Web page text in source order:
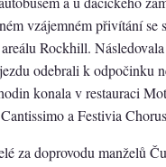
vzájemném přivítání se
Rockhill.
odebrali k odpočinku
konala v restauraci
a Festivia
za doprovodu manželů